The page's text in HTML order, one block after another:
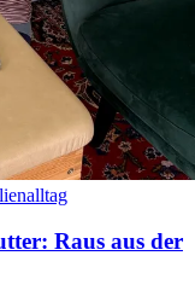
Raus aus der